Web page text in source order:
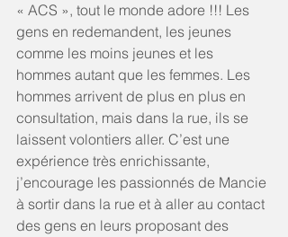
« ACS », tout le monde adore !!! Les
gens en redemandent, les jeunes
comme les moins jeunes et les
hommes autant que les femmes. Les
hommes arrivent de plus en plus en
consultation, mais dans la rue, ils se
laissent volontiers aller. C’est une
expérience très enrichissante,
j’encourage les passionnés de Mancie
à sortir dans la rue et à aller au contact
des gens en leurs proposant des